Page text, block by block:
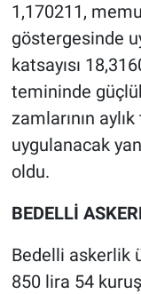
1,170211,
göstergesinde
katsayısı
temininde
zamlarının
uygulanacak
oldu.
BEDELLİ
Bedelli askerlik
850 lira 54